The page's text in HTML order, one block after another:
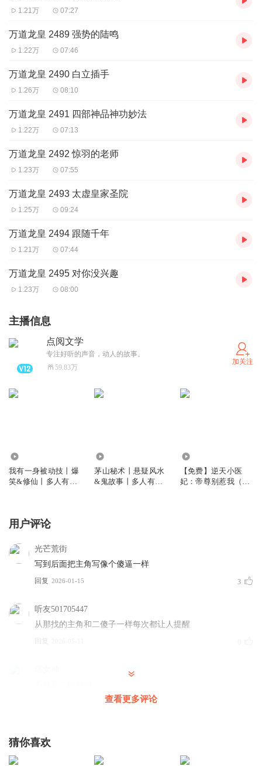
1.21万 07:27
万道龙皇 2489 强势的陆鸣
1.22万 07:46
万道龙皇 2490 白立插手
1.26万 08:10
万道龙皇 2491 四部神品神功妙法
1.22万 07:13
万道龙皇 2492 惊羽的老师
1.23万 07:55
万道龙皇 2493 太虚皇家圣院
1.25万 09:24
万道龙皇 2494 跟随千年
1.21万 07:44
万道龙皇 2495 对你没兴趣
1.23万 08:00
主播信息
点阅文学
专注好听的声音，动人的故事。
59.83万
加关注
我有一身被动技丨爆
笑&修仙丨多人有声
茅山秘术丨悬疑风水
&鬼故事丨多人有声
【免费】逆天小医
妃：帝尊别惹我（腹
用户评论
光芒荒街
写到后面把主角写像个傻逼一样
回复 2026-01-15 3
听友501705447
从那找的主角和二傻子一样每次都让人提醒
回复
打卡
查看更多评论
猜你喜欢